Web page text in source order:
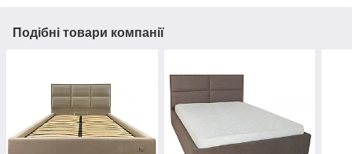
Подібні товари компанії